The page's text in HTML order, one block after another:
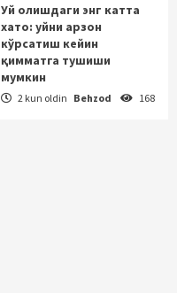
Уй олишдаги энг катта
хато: уйни арзон
кўрсатиш кейин
қимматга тушиши
мумкин
2 kun oldin Behzod 168